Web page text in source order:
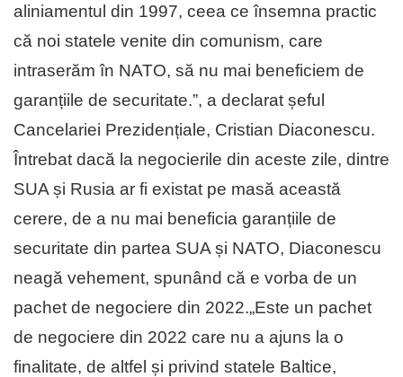
aliniamentul din 1997, ceea ce însemna practic
că noi statele venite din comunism, care
intraserăm în NATO, să nu mai beneficiem de
garanțiile de securitate.”, a declarat șeful
Cancelariei Prezidențiale, Cristian Diaconescu.
Întrebat dacă la negocierile din aceste zile, dintre
SUA și Rusia ar fi existat pe masă această
cerere, de a nu mai beneficia garanțiile de
securitate din partea SUA și NATO, Diaconescu
neagă vehement, spunând că e vorba de un
pachet de negociere din 2022.„Este un pachet
de negociere din 2022 care nu a ajuns la o
finalitate, de altfel și privind statele Baltice,